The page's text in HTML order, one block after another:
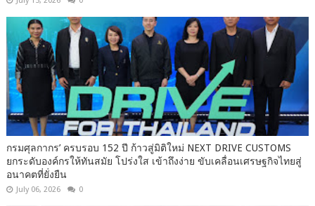
กรมศุลกากร’ ครบรอบ 152 ปี ก้าวสู่มิติใหม่ NEXT DRIVE CUSTOMS
ยกระดับองค์กรให้ทันสมัย โปร่งใส เข้าถึงง่าย ขับเคลื่อนเศรษฐกิจไทยสู่
อนาคตที่ยั่งยืน
July 06, 2026 0